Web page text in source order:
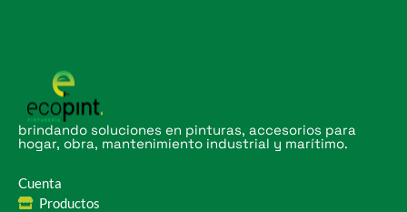
brindando soluciones en pinturas, accesorios para
hogar, obra, mantenimiento industrial y marítimo.
Cuenta
Productos